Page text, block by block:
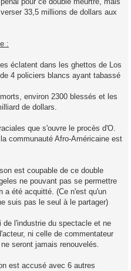
33,5 millions de dollars aux
:
éclatent dans les ghettos de Los
4 policiers blancs ayant tabassé
environ 2300 blessés et les
de dollars.
que s'ouvre le procès d'O.
communauté Afro-Américaine est
est coupable de ce double
ne pouvant pas se permettre
a été acquitté. (Ce n'est qu'un
suis pas le seul à le partager)
l'industrie du spectacle et ne
ni celle de commentateur
seront jamais renouvelés.
est accusé avec 6 autres